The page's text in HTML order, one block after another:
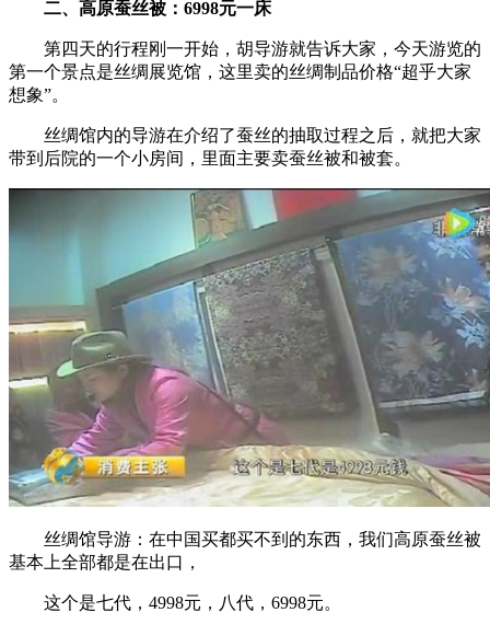
二、高原蚕丝被：6998元一床
第四天的行程刚一开始，胡导游就告诉大家，今天游览的
第一个景点是丝绸展览馆，这里卖的丝绸制品价格“超乎大家
想象”。
丝绸馆内的导游在介绍了蚕丝的抽取过程之后，就把大家
带到后院的一个小房间，里面主要卖蚕丝被和被套。
丝绸馆导游：在中国买都买不到的东西，我们高原蚕丝被
基本上全部都是在出口，
这个是七代，4998元，八代，6998元。